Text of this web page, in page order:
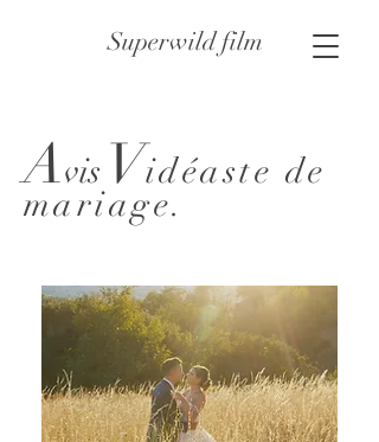
Superwild film
Avis Vidéaste de
mariage.